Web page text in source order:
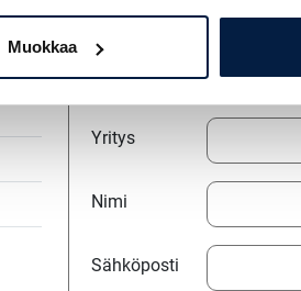
Muokkaa
Jätä
Yritys
Nimi
Sähköposti